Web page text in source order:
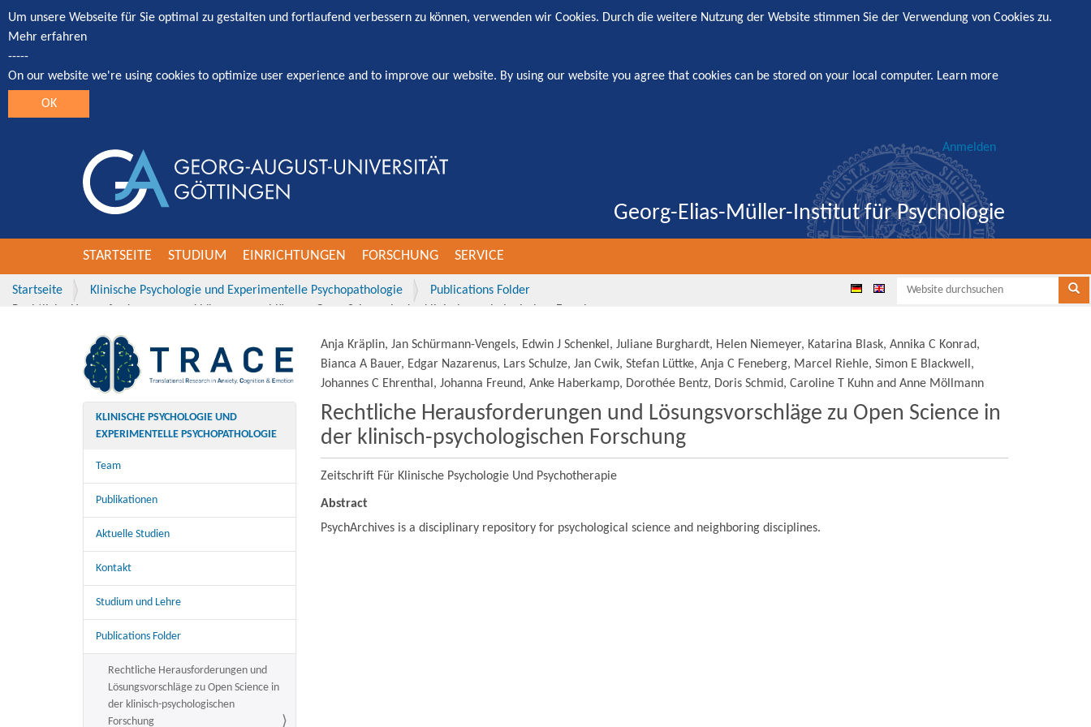
Um unsere Webseite für Sie optimal zu gestalten und fortlaufend verbessern zu können, verwenden wir Cookies. Durch die weitere Nutzung der Website stimmen Sie der Verwendung von Cookies zu.
Mehr erfahren
-----
On our website we're using cookies to optimize user experience and to improve our website. By using our website you agree that cookies can be stored on your local computer. Learn more
OK
Georg-Elias-Müller-Institut für Psychologie
Anmelden
STARTSEITE STUDIUM EINRICHTUNGEN FORSCHUNG SERVICE
Startseite Klinische Psychologie und Experimentelle Psychopathologie
Publications Folder
Anja Kräplin, Jan Schürmann-Vengels, Edwin J Schenkel, Juliane Burghardt, Helen Niemeyer, Katarina Blask, Annika C Konrad,
Bianca A Bauer, Edgar Nazarenus, Lars Schulze, Jan Cwik, Stefan Lüttke, Anja C Feneberg, Marcel Riehle, Simon E Blackwell,
Johannes C Ehrenthal, Johanna Freund, Anke Haberkamp, Dorothée Bentz, Doris Schmid, Caroline T Kuhn and Anne Möllmann
Rechtliche Herausforderungen und Lösungsvorschläge zu Open Science in
der klinisch-psychologischen Forschung
Zeitschrift Für Klinische Psychologie Und Psychotherapie
Abstract
PsychArchives is a disciplinary repository for psychological science and neighboring disciplines.
KLINISCHE PSYCHOLOGIE UND
EXPERIMENTELLE PSYCHOPATHOLOGIE
Team
Publikationen
Aktuelle Studien
Kontakt
Studium und Lehre
Publications Folder
Rechtliche Herausforderungen und
Lösungsvorschläge zu Open Science in
der klinisch-psychologischen
Forschung